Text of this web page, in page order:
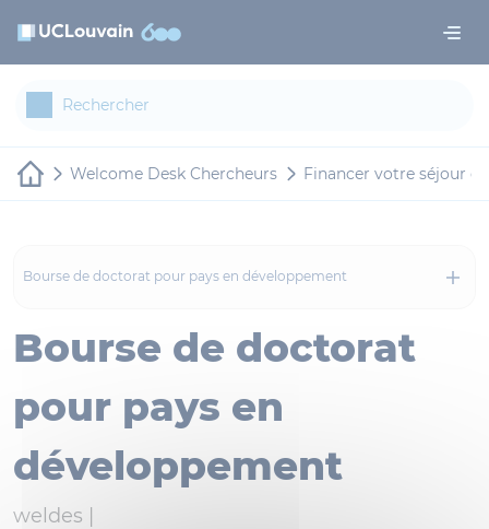
Welcome Desk Chercheurs Financer votre séjour
Bourse de doctorat pour pays en développement
Bourse de doctorat
pour pays en
développement
weldes |